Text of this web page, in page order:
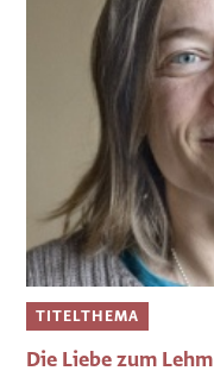
TITELTHEMA
Die Liebe zum Lehm